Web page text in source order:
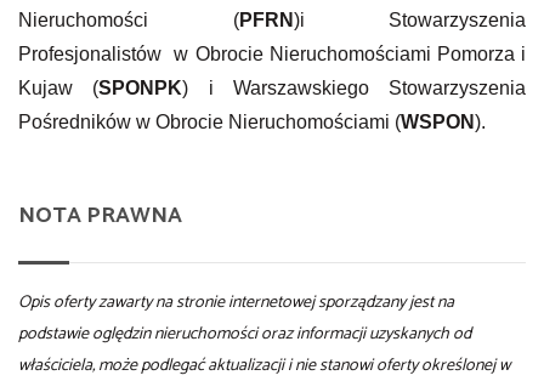
Nieruchomości (PFRN)i Stowarzyszenia
Profesjonalistów w Obrocie Nieruchomościami Pomorza i
Kujaw (SPONPK) i Warszawskiego Stowarzyszenia
Pośredników w Obrocie Nieruchomościami (WSPON).
NOTA PRAWNA
Opis oferty zawarty na stronie internetowej sporządzany jest na
podstawie oględzin nieruchomości oraz informacji uzyskanych od
właściciela, może podlegać aktualizacji i nie stanowi oferty określonej w